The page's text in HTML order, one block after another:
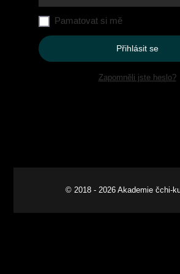
Pamatovat si mě
Přihlásit se
Zapomněli jste heslo?
© 2018 - 2026 Akademie čchi-